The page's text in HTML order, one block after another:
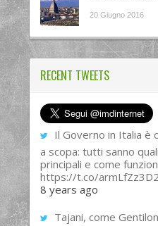
20 Giugno 2016
RECENT TWEETS
Il Governo in Italia è
a scopa: tutti sanno
principali e come
https://t.co/armLfZz3D2
8 years ago
Tajani, come